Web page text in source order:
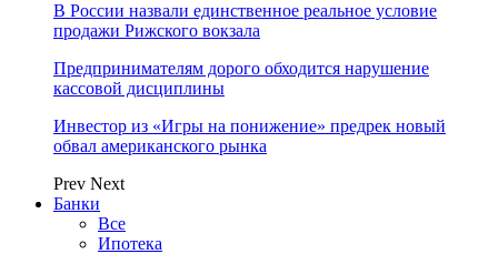
В России назвали единственное реальное условие
продажи Рижского вокзала
Предпринимателям дорого обходится нарушение
кассовой дисциплины
Инвестор из «Игры на понижение» предрек новый
обвал американского рынка
Prev Next
Банки
Все
Ипотека